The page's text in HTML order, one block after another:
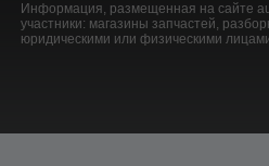
Информация, размещенная на сайте
участники: магазины запчастей,
юридическими или физическими